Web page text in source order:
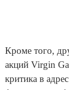
Кроме того,
акций Virgin
критика в